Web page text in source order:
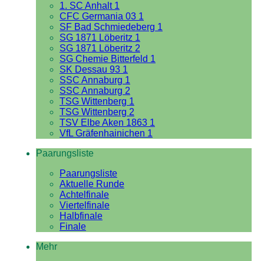
1. SC Anhalt 1
CFC Germania 03 1
SF Bad Schmiedeberg 1
SG 1871 Löberitz 1
SG 1871 Löberitz 2
SG Chemie Bitterfeld 1
SK Dessau 93 1
SSC Annaburg 1
SSC Annaburg 2
TSG Wittenberg 1
TSG Wittenberg 2
TSV Elbe Aken 1863 1
VfL Gräfenhainichen 1
Paarungsliste
Paarungsliste
Aktuelle Runde
Achtelfinale
Viertelfinale
Halbfinale
Finale
Mehr